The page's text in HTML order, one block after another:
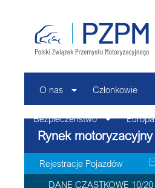
O nas Członkowie
Bezpieczeństwo Europa
Rynek motoryzacyjny
Rejestracje Pojazdów
DANE CZĄSTKOWE 10/20